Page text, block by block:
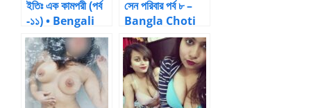
ইতিঃ এক কামপরী (পর্ব
-১১) • Bengali
Sex Stories
সেন পরিবার পর্ব ৮ –
Bangla Choti
Kahini